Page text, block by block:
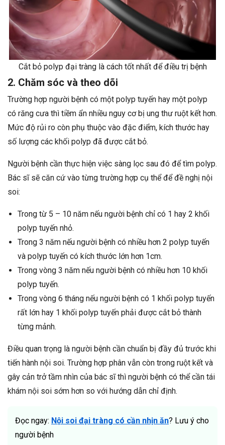
Cắt bỏ polyp đại tràng là cách tốt nhất để điều trị bệnh
2. Chăm sóc và theo dõi
Trường hợp người bệnh có một polyp tuyến hay một polyp
có răng cưa thì tiềm ẩn nhiều nguy cơ bị ung thư ruột kết hơn.
Mức độ rủi ro còn phụ thuộc vào đặc điểm, kích thước hay
số lượng các khối polyp đã được cắt bỏ.
Người bệnh cần thực hiện việc sàng lọc sau đó để tìm polyp.
Bác sĩ sẽ căn cứ vào từng trường hợp cụ thể để đề nghị nội
soi:
Trong từ 5 – 10 năm nếu người bệnh chỉ có 1 hay 2 khối
polyp tuyến nhỏ.
Trong 3 năm nếu người bệnh có nhiều hơn 2 polyp tuyến
và polyp tuyến có kích thước lớn hơn 1cm.
Trong vòng 3 năm nếu người bệnh có nhiều hơn 10 khối
polyp tuyến.
Trong vòng 6 tháng nếu người bệnh có 1 khối polyp tuyến
rất lớn hay 1 khối polyp tuyến phải được cắt bỏ thành
từng mảnh.
Điều quan trọng là người bệnh cần chuẩn bị đầy đủ trước khi
tiến hành nội soi. Trường hợp phân vẫn còn trong ruột kết và
gây cản trở tầm nhìn của bác sĩ thì người bệnh có thể cần tái
khám nội soi sớm hơn so với hướng dẫn chỉ định.
Đọc ngay: Nội soi đại tràng có cần nhịn ăn? Lưu ý cho
người bệnh